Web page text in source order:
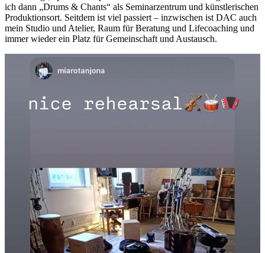
ich dann „Drums & Chants“ als Seminarzentrum und künstlerischen
Produktionsort. Seitdem ist viel passiert – inzwischen ist DAC auch
mein Studio und Atelier, Raum für Beratung und Lifecoaching und
immer wieder ein Platz für Gemeinschaft und Austausch.